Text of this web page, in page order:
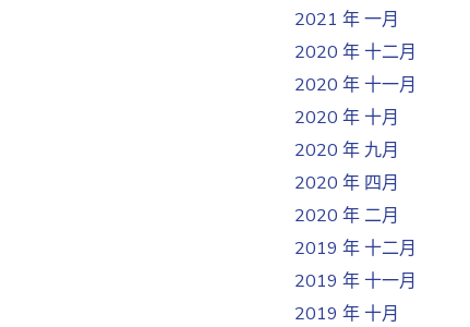
2021 年 一月
2020 年 十二月
2020 年 十一月
2020 年 十月
2020 年 九月
2020 年 四月
2020 年 二月
2019 年 十二月
2019 年 十一月
2019 年 十月